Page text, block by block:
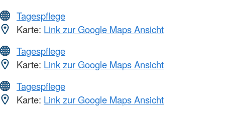
Tagespflege
Karte: Link zur Google Maps Ansicht
Tagespflege
Karte: Link zur Google Maps Ansicht
Tagespflege
Karte: Link zur Google Maps Ansicht